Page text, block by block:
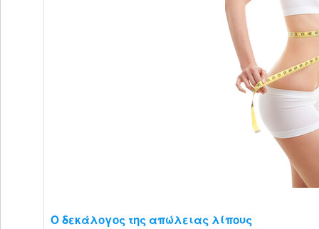
Ο δεκάλογος της απώλειας λίπους